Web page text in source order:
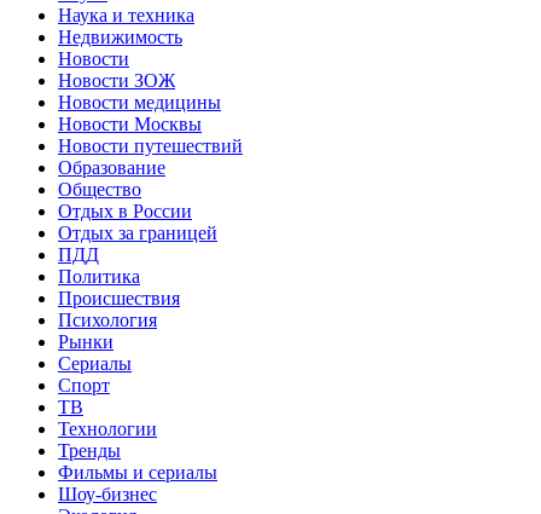
Наука и техника
Недвижимость
Новости
Новости ЗОЖ
Новости медицины
Новости Москвы
Новости путешествий
Образование
Общество
Отдых в России
Отдых за границей
ПДД
Политика
Происшествия
Психология
Рынки
Сериалы
Спорт
ТВ
Технологии
Тренды
Фильмы и сериалы
Шоу-бизнес